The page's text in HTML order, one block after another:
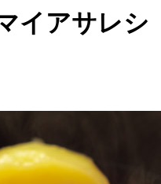
イアサレシ